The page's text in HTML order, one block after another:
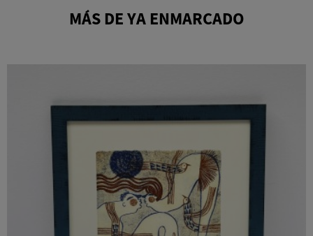
MÁS DE YA ENMARCADO